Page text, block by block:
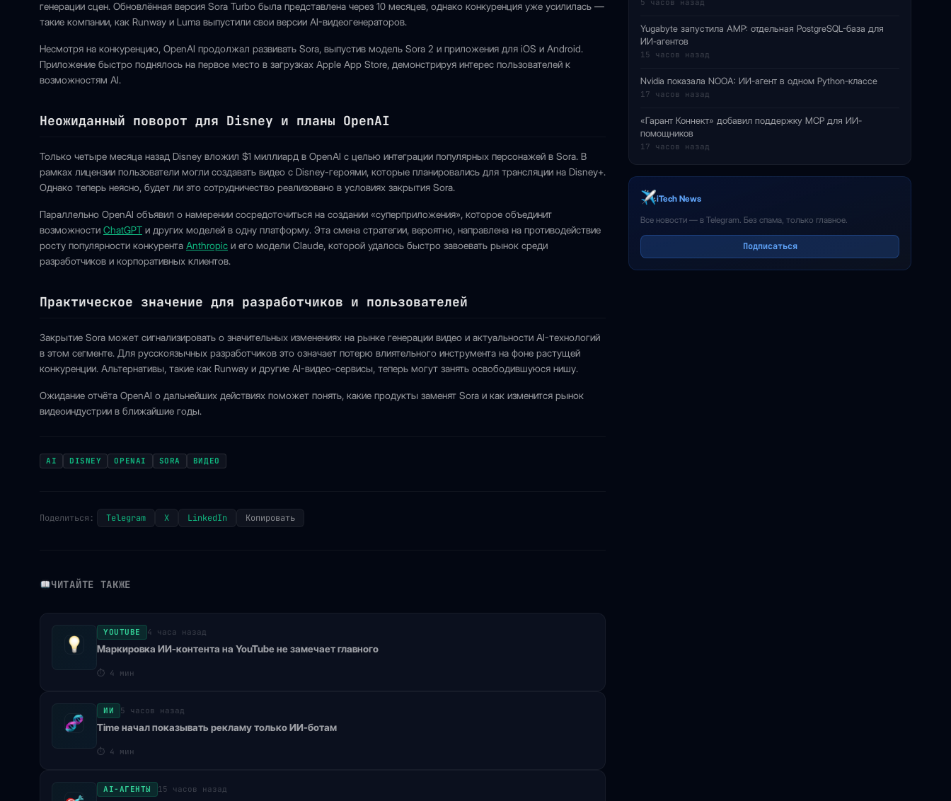
генерации сцен. Обновлённая версия Sora Turbo была представлена через 10 месяцев, однако конкуренция уже усилилась —
такие компании, как Runway и Luma выпустили свои версии AI-видеогенераторов.
Несмотря на конкуренцию, OpenAI продолжал развивать Sora, выпустив модель Sora 2 и приложения для iOS и Android.
Приложение быстро поднялось на первое место в загрузках Apple App Store, демонстрируя интерес пользователей к
возможностям AI.
Неожиданный поворот для Disney и планы OpenAI
Только четыре месяца назад Disney вложил $1 миллиард в OpenAI с целью интеграции популярных персонажей в Sora. В
рамках лицензии пользователи могли создавать видео с Disney-героями, которые планировались для трансляции на Disney+.
Однако теперь неясно, будет ли это сотрудничество реализовано в условиях закрытия Sora.
Параллельно OpenAI объявил о намерении сосредоточиться на создании «суперприложения», которое объединит
возможности ChatGPT и других моделей в одну платформу. Эта смена стратегии, вероятно, направлена на противодействие
росту популярности конкурента Anthropic и его модели Claude, которой удалось быстро завоевать рынок среди
разработчиков и корпоративных клиентов.
Практическое значение для разработчиков и пользователей
Закрытие Sora может сигнализировать о значительных изменениях на рынке генерации видео и актуальности AI-технологий
в этом сегменте. Для русскоязычных разработчиков это означает потерю влиятельного инструмента на фоне растущей
конкуренции. Альтернативы, такие как Runway и другие AI-видео-сервисы, теперь могут занять освободившуюся нишу.
Ожидание отчёта OpenAI о дальнейших действиях поможет понять, какие продукты заменят Sora и как изменится рынок
видеоиндустрии в ближайшие годы.
AI DISNEY OPENAI SORA ВИДЕО
Поделиться: Telegram X LinkedIn Копировать
ЧИТАЙТЕ ТАКЖЕ
YOUTUBE 4 часа назад
Маркировка ИИ-контента на YouTube не замечает главного
⏱ 4 мин
ИИ 5 часов назад
Time начал показывать рекламу только ИИ-ботам
⏱ 4 мин
AI-АГЕНТЫ 15 часов назад
5 часов назад
Yugabyte запустила AMP: отдельная PostgreSQL-база для
ИИ-агентов
15 часов назад
Nvidia показала NOOA: ИИ-агент в одном Python-классе
17 часов назад
«Гарант Коннект» добавил поддержку MCP для ИИ-
помощников
17 часов назад
iTech News
Все новости — в Telegram. Без спама, только главное.
Подписаться